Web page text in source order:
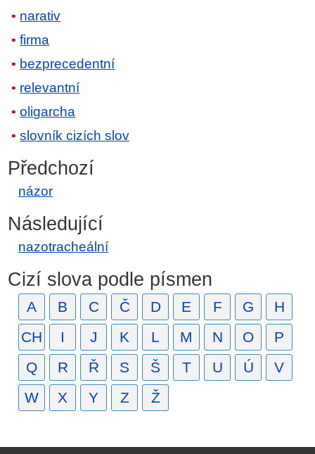
narativ
firma
bezprecedentní
relevantní
oligarcha
slovník cizích slov
Předchozí
názor
Následující
nazotracheální
Cizí slova podle písmen
A B C Č D E F G
H
CH
I J K L M N O
P
Q
R Ř S Š T U Ú
V
W
X Y Z Ž